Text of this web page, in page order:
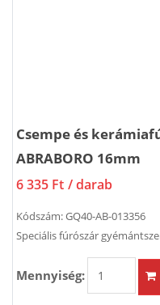
Csempe és
ABRABORO 16mm
6 335 Ft / darab
Kódszám:GQ40-AB-013356
Speciális fúrószár
Mennyiség: